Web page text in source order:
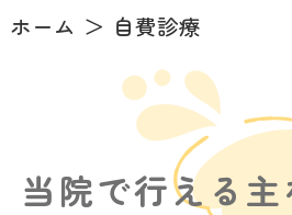
ホーム 自費診療
当院で行える